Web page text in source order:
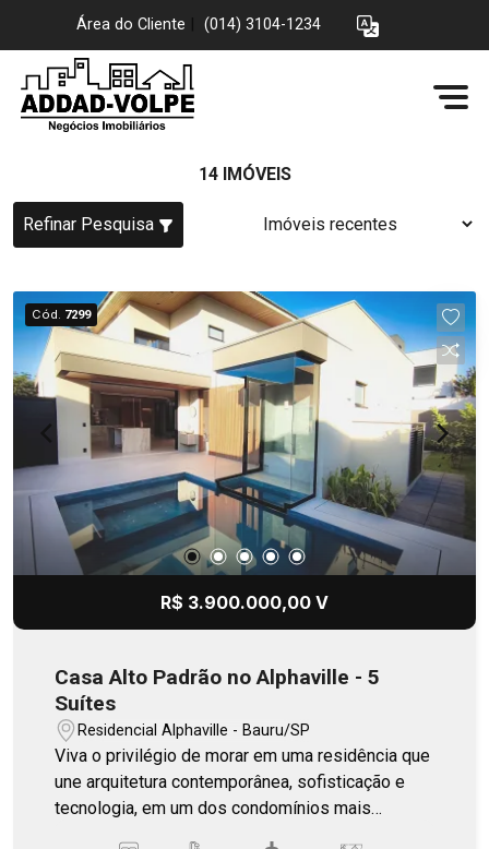
Área do Cliente (014) 3104-1234
14 IMÓVEIS
Refinar Pesquisa
Cód. 7299
R$ 3.900.000,00 V
Casa Alto Padrão no Alphaville - 5
Suítes
Residencial Alphaville - Bauru/SP
Viva o privilégio de morar em uma residência que
une arquitetura contemporânea, sofisticação e
tecnologia, em um dos condomínios mais